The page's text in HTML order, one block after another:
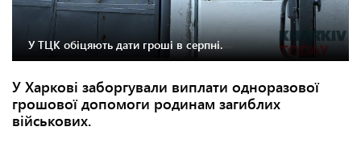
У ТЦК обіцяють дати гроші в серпні.
У Харкові заборгували виплати одноразової
грошової допомоги родинам загиблих
військових.